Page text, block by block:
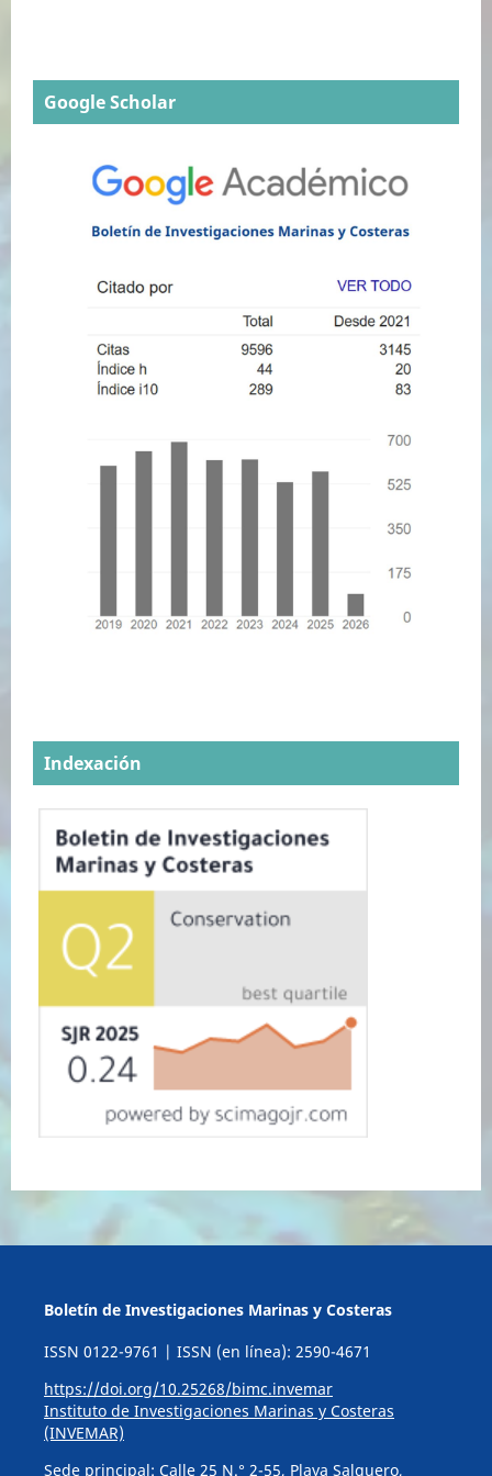
Google Scholar
Indexación
Boletín de Investigaciones Marinas y Costeras
ISSN 0122-9761 | ISSN (en línea): 2590-4671
https://doi.org/10.25268/bimc.invemar
Instituto de Investigaciones Marinas y Costeras
(INVEMAR)
Sede principal: Calle 25 N.° 2-55, Playa Salguero,